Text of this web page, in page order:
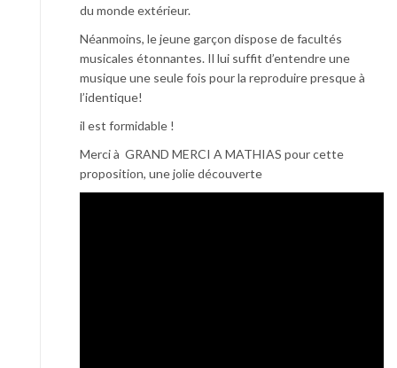
du monde extérieur.
Néanmoins, le jeune garçon dispose de facultés
musicales étonnantes. Il lui suffit d’entendre une
musique une seule fois pour la reproduire presque à
l’identique!
il est formidable !
Merci à GRAND MERCI A MATHIAS pour cette
proposition, une jolie découverte